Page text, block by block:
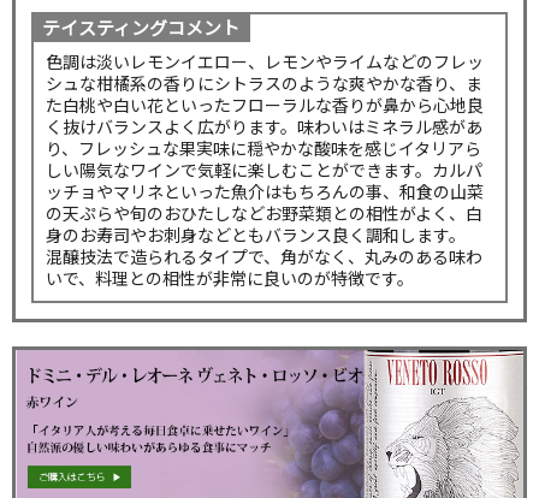
テイスティングコメント
色調は淡いレモンイエロー、レモンやライムなどのフレッ
シュな柑橘系の香りにシトラスのような爽やかな香り、ま
た白桃や白い花といったフローラルな香りが鼻から心地良
く抜けバランスよく広がります。味わいはミネラル感があ
り、フレッシュな果実味に穏やかな酸味を感じイタリアら
しい陽気なワインで気軽に楽しむことができます。カルパ
ッチョやマリネといった魚介はもちろんの事、和食の山菜
の天ぷらや旬のおひたしなどお野菜類との相性がよく、白
身のお寿司やお刺身などともバランス良く調和します。
混醸技法で造られるタイプで、角がなく、丸みのある味わ
いで、料理との相性が非常に良いのが特徴です。